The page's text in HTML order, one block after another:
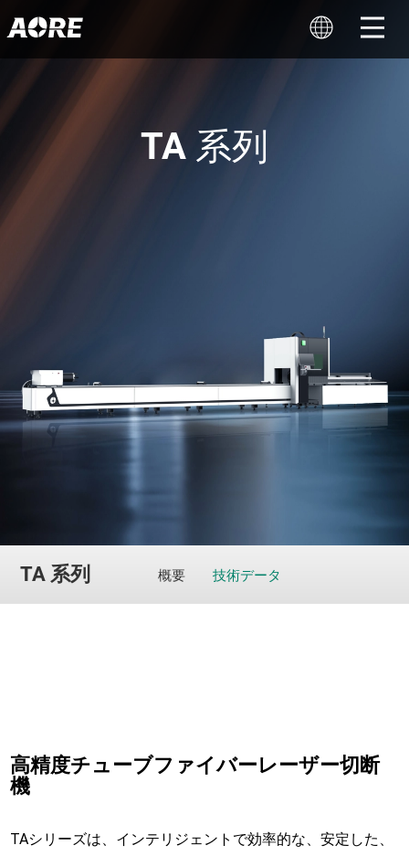
TA 系列
TA 系列 概要 技術データ
高精度チューブファイバーレーザー切断
機
TAシリーズは、インテリジェントで効率的な、安定した、